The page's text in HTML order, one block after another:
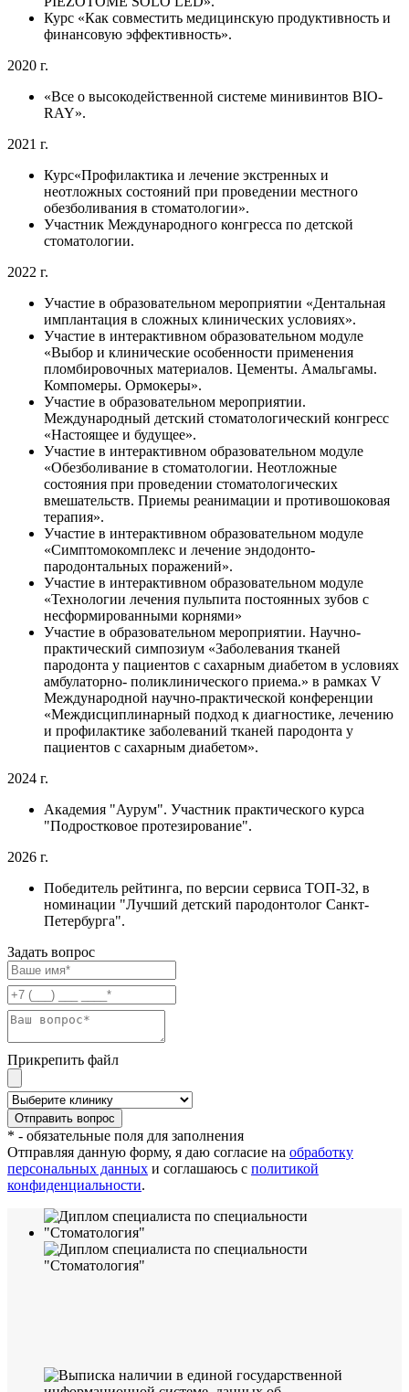
Курс «Как совместить медицинскую продуктивность и
финансовую эффективность».
2020 г.
«Все о высокодейственной системе минивинтов BIO-
RAY».
2021 г.
Курс«Профилактика и лечение экстренных и
неотложных состояний при проведении местного
обезболивания в стоматологии».
Участник Международного конгресса по детской
стоматологии.
2022 г.
Участие в образовательном мероприятии «Дентальная
имплантация в сложных клинических условиях».
Участие в интерактивном образовательном модуле
«Выбор и клинические особенности применения
пломбировочных материалов. Цементы. Амальгамы.
Компомеры. Ормокеры».
Участие в образовательном мероприятии.
Международный детский стоматологический конгресс
«Настоящее и будущее».
Участие в интерактивном образовательном модуле
«Обезболивание в стоматологии. Неотложные
состояния при проведении стоматологических
вмешательств. Приемы реанимации и противошоковая
терапия».
Участие в интерактивном образовательном модуле
«Симптомокомплекс и лечение эндодонто-
пародонтальных поражений».
Участие в интерактивном образовательном модуле
«Технологии лечения пульпита постоянных зубов с
несформированными корнями»
Участие в образовательном мероприятии. Научно-
практический симпозиум «Заболевания тканей
пародонта у пациентов с сахарным диабетом в условиях
амбулаторно- поликлинического приема.» в рамках V
Международной научно-практической конференции
«Междисциплинарный подход к диагностике, лечению
и профилактике заболеваний тканей пародонта у
пациентов с сахарным диабетом».
2024 г.
Академия "Аурум". Участник практического курса
"Подростковое протезирование".
2026 г.
Победитель рейтинга, по версии сервиса ТОП-32, в
номинации "Лучший детский пародонтолог Санкт-
Петербурга".
Задать вопрос
Прикрепить файл
* - обязательные поля для заполнения
Отправляя данную форму, я даю согласие на обработку
персональных данных и соглашаюсь с политикой
конфиденциальности.